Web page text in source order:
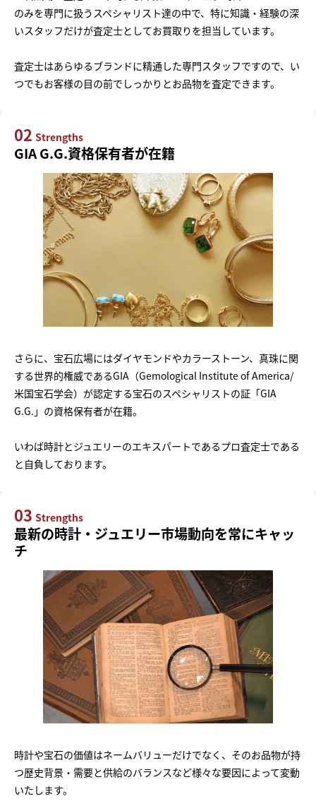
のみを専門に扱うスペシャリスト達の中で、特に知識・経験の深
いスタッフだけが査定士としてお買取りを担当しています。
査定士はあらゆるブランドに精通した専門スタッフですので、い
つでもお客様の目の前でしっかりとお品物を査定できます。
02 Strengths
GIA G.G.資格保有者が在籍
さらに、宝石広場にはダイヤモンドやカラーストーン、真珠に関
する世界的権威であるGIA（Gemological Institute of America/
米国宝石学会）が認定する宝石のスペシャリストの証「GIA
G.G.」の資格保有者が在籍。
いわば時計とジュエリーのエキスパートであるプロ査定士である
と自負しております。
03 Strengths
最新の時計・ジュエリー市場動向を常にキャッ
チ
時計や宝石の価値はネームバリューだけでなく、そのお品物が持
つ歴史背景・需要と供給のバランスなど様々な要因によって変動
いたします。